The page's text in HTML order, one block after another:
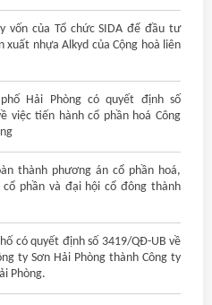
vốn của Tổ chức SIDA để đầu tư
xuất nhựa Alkyd của Cộng hoà liên
Hải Phòng có quyết định số
việc tiến hành cổ phần hoá Công
thành phương án cổ phần hoá,
cổ phần và đại hội cổ đông thành
có quyết định số 3419/QĐ-UB về
ty Sơn Hải Phòng thành Công ty
Phòng.